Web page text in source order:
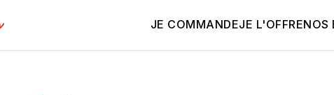
JE COMMANDEJE L'OFFRENOS